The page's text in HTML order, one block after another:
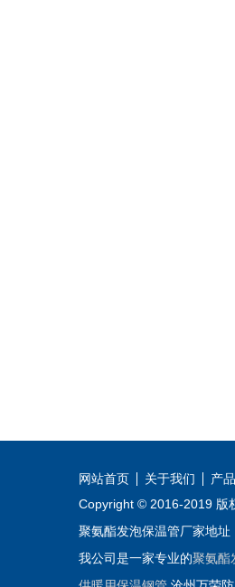
网站首页 关于我们 产
Copyright © 2016-2019 版
聚氨酯发泡保温管厂家地
我公司是一家专业的聚氨酯